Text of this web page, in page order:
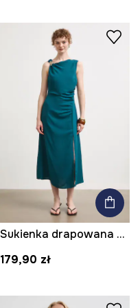
Sukienka drapowana z aplikacją
179,90 zł